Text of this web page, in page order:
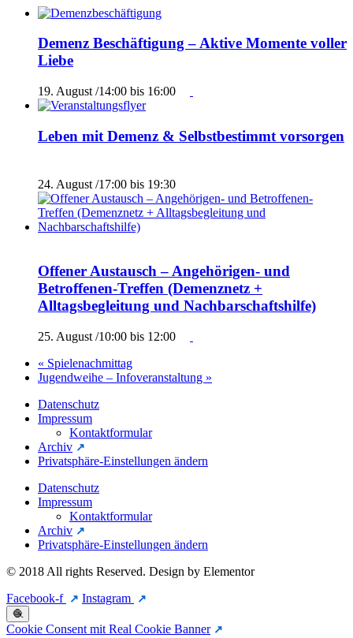
Demenz Beschäftigung – Aktive Momente voller
Liebe
19. August /14:00 bis 16:00
Leben mit Demenz & Selbstbestimmt vorsorgen
24. August /17:00 bis 19:30
Offener Austausch – Angehörigen- und
Betroffenen-Treffen (Demenznetz +
Alltagsbegleitung und Nachbarschaftshilfe)
25. August /10:00 bis 12:00
« Spielenachmittag
Jugendweihe – Infoveranstaltung »
Datenschutz
Impressum
Kontaktformular
Archiv
Privatsphäre-Einstellungen ändern
Datenschutz
Impressum
Kontaktformular
Archiv
Privatsphäre-Einstellungen ändern
© 2018 All rights Reserved. Design by Elementor
Facebook-f
Instagram
🧶
Cookie Consent mit Real Cookie Banner